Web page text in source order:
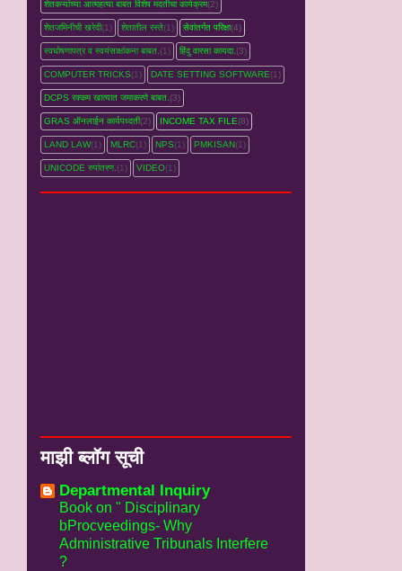
शेतकऱ्यांच्‍या आत्महत्‍या बाबत विशेष मदतीचा कार्यक्रम(2)
शेतजमिनीची खरेदी(1) शेतातील रस्‍ते(1) सेवांतर्गत परिक्षा(4)
स्वघोषणापत्र व स्वयंसाक्षांकना बाबत.(1) हिंदु वारसा कायदा.(3)
COMPUTER TRICKS(1) DATE SETTING SOFTWARE(1)
DCPS रक्‍कम खात्‍यात जमाकरणे बाबत.(3)
GRAS ऑनलाईन कार्यपध्‍दती(2) INCOME TAX FILE(8)
LAND LAW(1) MLRC(1) NPS(1) PMKISAN(1)
UNICODE रुपांतरण.(1) VIDEO(1)
माझी ब्लॉग सूची
Departmental Inquiry
Book on " Disciplinary
bProcveedings- Why
Administrative Tribunals Interfere
?